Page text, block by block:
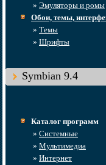
» Эмуляторы и ромы
Обои, темы,
» Темы
» Шрифты
Symbian 9.4
Каталог программ
» Системные
» Мультимедиа
» Интернет